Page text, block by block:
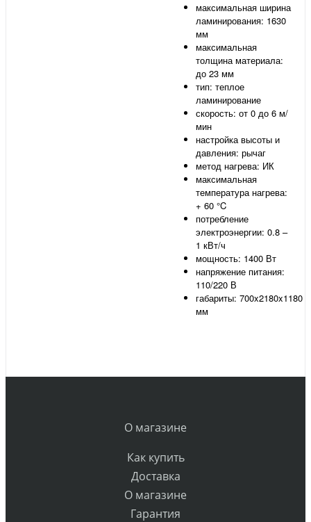
максимальная ширина
ламинирования: 1630
мм
максимальная
толщина материала:
до 23 мм
тип: теплое
ламинирование
скорость: от 0 до 6 м/
мин
настройка высоты и
давления: рычаг
метод нагрева: ИК
максимальная
температура нагрева:
+ 60 °C
потребление
электроэнергии: 0.8 –
1 кВт/ч
мощность: 1400 Вт
напряжение питания:
110/220 В
габариты: 700x2180x1180
мм
О магазине
Как купить
Доставка
О магазине
Гарантия